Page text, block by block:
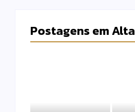
Postagens em Alta